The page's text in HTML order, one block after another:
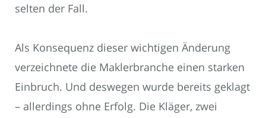
selten der Fall.
Als Konsequenz dieser wichtigen Änderung
verzeichnete die Maklerbranche einen starken
Einbruch. Und deswegen wurde bereits geklagt
– allerdings ohne Erfolg. Die Kläger, zwei